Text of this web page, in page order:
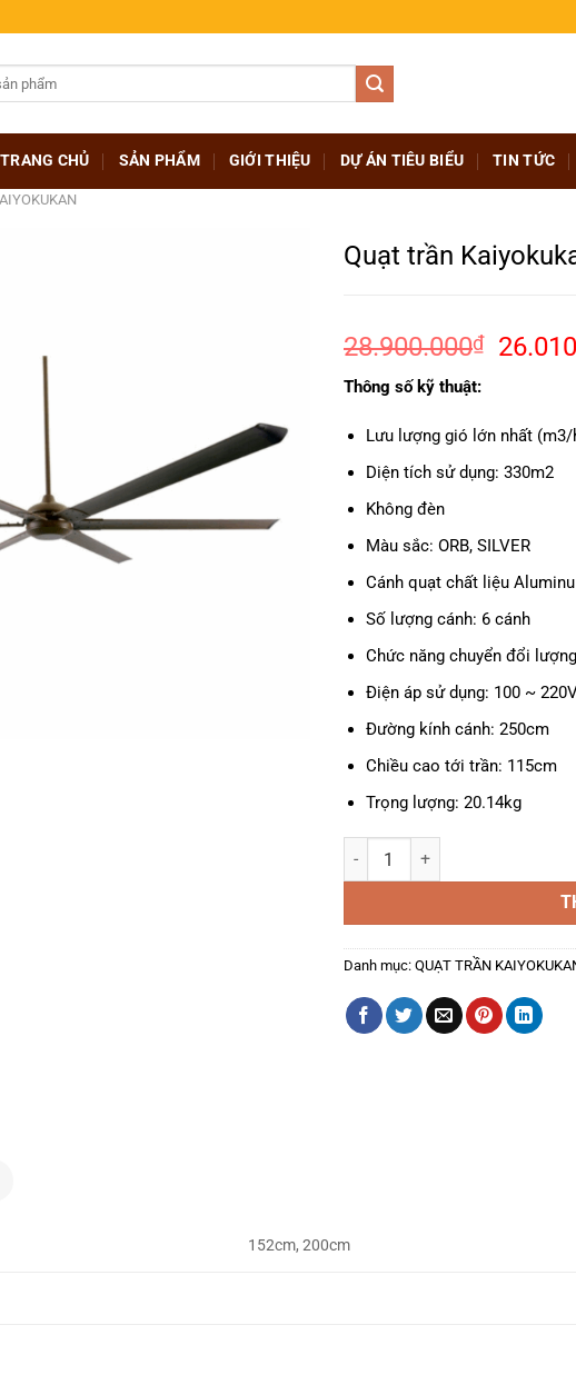
TRANG CHỦ SẢN PHẨM GIỚI THIỆU DỰ ÁN TIÊU BIỂU TIN TỨC
Quạt trần
28.900.000₫
Giá
Thông số kỹ thuật:
Lưu lượng gió lớn nhất (m3/
Diện tích sử dụng: 330m2
Không đèn
Màu sắc: ORB, SILVER
Cánh quạt chất liệu
Số lượng cánh: 6 cánh
Chức năng chuyển đổi
Điện áp sử dụng: 100 ~
Đường kính cánh: 250cm
Chiều cao tới trần: 115cm
Trọng lượng: 20.14kg
Quạt trần Kaiyokukan Tochi-
Danh mục: QUẠT TRẦN
152cm, 200cm